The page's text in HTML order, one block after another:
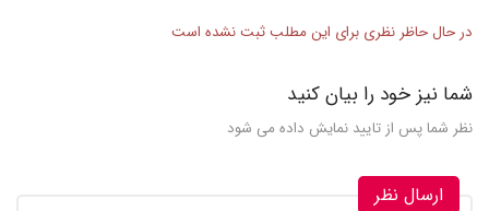
در حال حاظر نظری برای این مطلب ثبت نشده است
شما نیز خود را بیان کنید
نظر شما پس از تایید نمایش داده می شود
ارسال نظر